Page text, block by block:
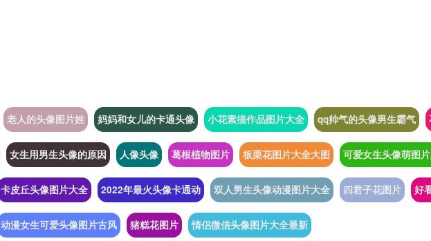
老人的头像图片姓 妈妈和女儿的卡通头像 小花素描作品图片大全 qq帅气的头像男生霸气
女生用男生头像的原因 人像头像 葛根植物图片 板栗花图片大全大图 可爱女生头像萌图
卡皮丘头像图片大全 2022年最火头像卡通动 双人男生头像动漫图片大全 四君子花图片 好
动漫女生可爱头像图片古风 猪糕花图片 情侣微信头像图片大全最新